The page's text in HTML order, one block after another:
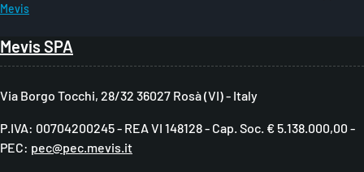
B
r
i
c
i
o
Mevis
Mevis SPA
Via Borgo Tocchi, 28/32 36027 Rosà (VI) - Italy
P.IVA: 00704200245 - REA VI 148128 - Cap. Soc. € 5.138.000,00 -
PEC: pec@pec.mevis.it